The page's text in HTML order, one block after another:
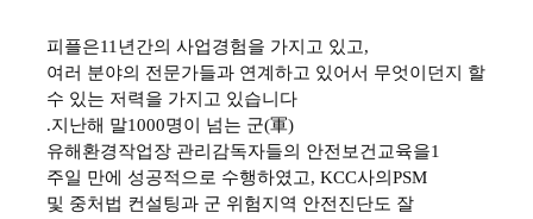
피플은11 년간의 사업경험을 가지고 있고,
여러 분야의 전문가들과 연계하고 있어서 무엇이던지 할
수 있는 저력을 가지고 있습니다
.지난해 말1000명이 넘는 군(軍)
유해환경작업장 관리감독자들의 안전보건교육을1
주일 만에 성공적으로 수행하였고, KCC사의PSM
및 중처법 컨설팅과 군 위험지역 안전진단도 잘